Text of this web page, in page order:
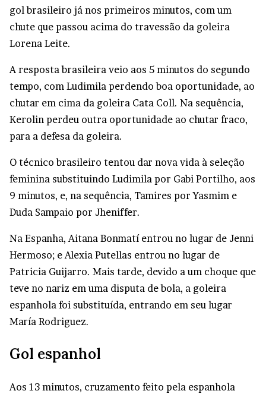
gol brasileiro já nos primeiros minutos, com um
chute que passou acima do travessão da goleira
Lorena Leite.
A resposta brasileira veio aos 5 minutos do segundo
tempo, com Ludimila perdendo boa oportunidade, ao
chutar em cima da goleira Cata Coll. Na sequência,
Kerolin perdeu outra oportunidade ao chutar fraco,
para a defesa da goleira.
O técnico brasileiro tentou dar nova vida à seleção
feminina substituindo Ludimila por Gabi Portilho, aos
9 minutos, e, na sequência, Tamires por Yasmim e
Duda Sampaio por Jheniffer.
Na Espanha, Aitana Bonmatí entrou no lugar de Jenni
Hermoso; e Alexia Putellas entrou no lugar de
Patricia Guijarro. Mais tarde, devido a um choque que
teve no nariz em uma disputa de bola, a goleira
espanhola foi substituída, entrando em seu lugar
María Rodriguez.
Gol espanhol
Aos 13 minutos, cruzamento feito pela espanhola